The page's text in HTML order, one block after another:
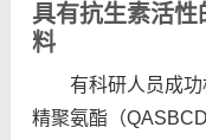
具有抗生素活
料
有科研人员成
精聚氨酯（